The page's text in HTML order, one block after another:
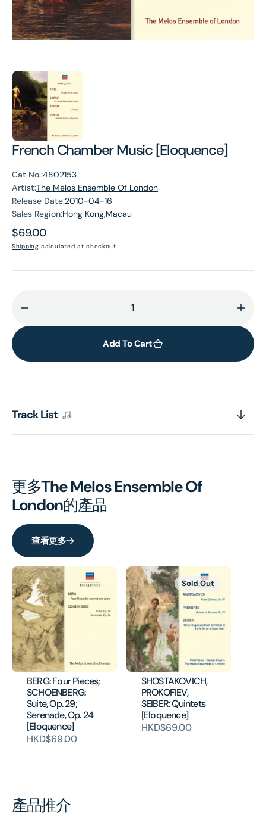
French Chamber Music [Eloquence]
Cat No.:4802153
Artist:The Melos Ensemble Of London
Release Date:2010-04-16
Sales Region:Hong Kong,Macau
Regular
price
$69.00
Shipping calculated at checkout.
quantity
French
[Eloquence]
for
Add To Cart
Track List
更多The Melos Ensemble Of
London的產品
查看更多
BERG: Four Pieces;
SCHOENBERG:
Suite, Op. 29;
Serenade, Op. 24
[Eloquence]
HKD$69.00
SHOSTAKOVICH,
PROKOFIEV,
SEIBER: Quintets
[Eloquence]
HKD$69.00
Sold Out
產品推介